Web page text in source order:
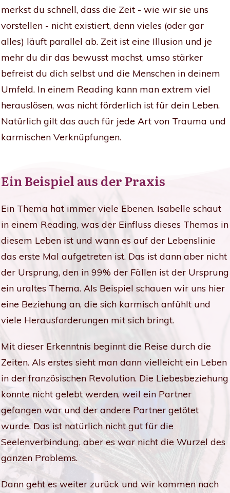
merkst du schnell, dass die Zeit - wie wir sie uns
vorstellen - nicht existiert, denn vieles (oder gar
alles) läuft parallel ab. Zeit ist eine Illusion und je
mehr du dir das bewusst machst, umso stärker
befreist du dich selbst und die Menschen in deinem
Umfeld. In einem Reading kann man extrem viel
herauslösen, was nicht förderlich ist für dein Leben.
Natürlich gilt das auch für jede Art von Trauma und
karmischen Verknüpfungen.
Ein Beispiel aus der Praxis
Ein Thema hat immer viele Ebenen. Isabelle schaut
in einem Reading, was der Einfluss dieses Themas in
diesem Leben ist und wann es auf der Lebenslinie
das erste Mal aufgetreten ist. Das ist dann aber nicht
der Ursprung, den in 99% der Fällen ist der Ursprung
ein uraltes Thema. Als Beispiel schauen wir uns hier
eine Beziehung an, die sich karmisch anfühlt und
viele Herausforderungen mit sich bringt.
Mit dieser Erkenntnis beginnt die Reise durch die
Zeiten. Als erstes sieht man dann vielleicht ein Leben
in der französischen Revolution. Die Liebesbeziehung
konnte nicht gelebt werden, weil ein Partner
gefangen war und der andere Partner getötet
wurde. Das ist natürlich nicht gut für die
Seelenverbindung, aber es war nicht die Wurzel des
ganzen Problems.
Dann geht es weiter zurück und wir kommen nach